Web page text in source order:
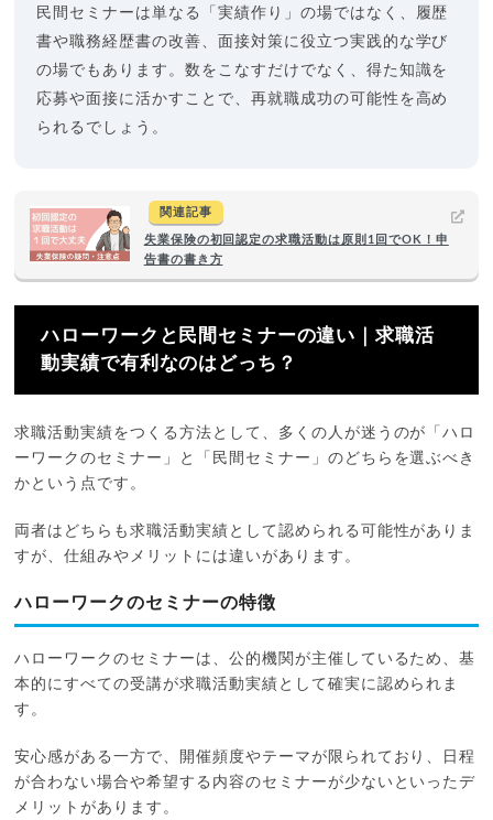
民間セミナーは単なる「実績作り」の場ではなく、履歴
書や職務経歴書の改善、面接対策に役立つ実践的な学び
の場でもあります。数をこなすだけでなく、得た知識を
応募や面接に活かすことで、再就職成功の可能性を高め
られるでしょう。
関連記事
失業保険の初回認定の求職活動は原則1回でOK！申
告書の書き方
ハローワークと民間セミナーの違い｜求職活
動実績で有利なのはどっち？
求職活動実績をつくる方法として、多くの人が迷うのが「ハロ
ーワークのセミナー」と「民間セミナー」のどちらを選ぶべき
かという点です。
両者はどちらも求職活動実績として認められる可能性がありま
すが、仕組みやメリットには違いがあります。
ハローワークのセミナーの特徴
ハローワークのセミナーは、公的機関が主催しているため、基
本的にすべての受講が求職活動実績として確実に認められま
す。
安心感がある一方で、開催頻度やテーマが限られており、日程
が合わない場合や希望する内容のセミナーが少ないといったデ
メリットがあります。